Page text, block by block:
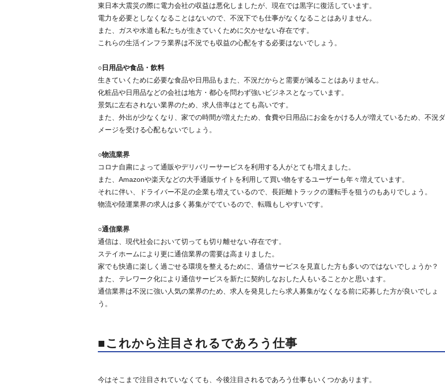
東日本大震災の際に電力会社の収益は悪化しましたが、現在では黒字に復活しています。
電力を必要としなくなることはないので、不況下でも仕事がなくなることはありません。
また、ガスや水道も私たちが生きていくために欠かせない存在です。
これらの生活インフラ業界は不況でも収益の心配をする必要はないでしょう。
○日用品や食品・飲料
生きていくために必要な食品や日用品もまた、不況だからと需要が減ることはありません。
化粧品や日用品などの会社は地方・都心を問わず強いビジネスとなっています。
景気に左右されない業界のため、求人倍率はとても高いです。
また、外出が少なくなり、家での時間が増えたため、食費や日用品にお金をかける人が増えているため、不況ダ
メージを受ける心配もないでしょう。
○物流業界
コロナ自粛によって通販やデリバリーサービスを利用する人がとても増えました。
また、Amazonや楽天などの大手通販サイトを利用して買い物をするユーザーも年々増えています。
それに伴い、ドライバー不足の企業も増えているので、長距離トラックの運転手を狙うのもありでしょう。
物流や陸運業界の求人は多く募集がでているので、転職もしやすいです。
○通信業界
通信は、現代社会において切っても切り離せない存在です。
ステイホームにより更に通信業界の需要は高まりました。
家でも快適に楽しく過ごせる環境を整えるために、通信サービスを見直した方も多いのではないでしょうか？
また、テレワーク化により通信サービスを新たに契約しなおした人もいることかと思います。
通信業界は不況に強い人気の業界のため、求人を発見したら求人募集がなくなる前に応募した方が良いでしょ
う。
■これから注目されるであろう仕事
今はそこまで注目されていなくても、今後注目されるであろう仕事もいくつかあります。